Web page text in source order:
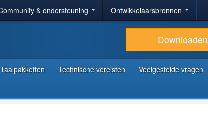
& ondersteuning Ontwikkelaarsbronnen
Downloaden
Taalpakketten Technische vereisten Veelgestelde vragen